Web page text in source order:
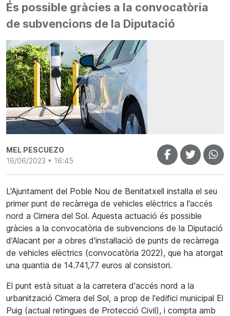
És possible gràcies a la convocatòria
de subvencions de la Diputació
MEL PESCUEZO
16/06/2023 • 16:45
L'Ajuntament del Poble Nou de Benitatxell instal·la el seu
primer punt de recàrrega de vehicles elèctrics a l'accés
nord a Cimera del Sol. Aquesta actuació és possible
gràcies a la convocatòria de subvencions de la Diputació
d'Alacant per a obres d'instal·lació de punts de recàrrega
de vehicles elèctrics (convocatòria 2022), que ha atorgat
una quantia de 14.741,77 euros al consistori.
El punt està situat a la carretera d'accés nord a la
urbanització Cimera del Sol, a prop de l'edifici municipal El
Puig (actual retingues de Protecció Civil), i compta amb